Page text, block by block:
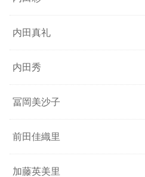
内田真礼
内田秀
冨岡美沙子
前田佳織里
加藤英美里